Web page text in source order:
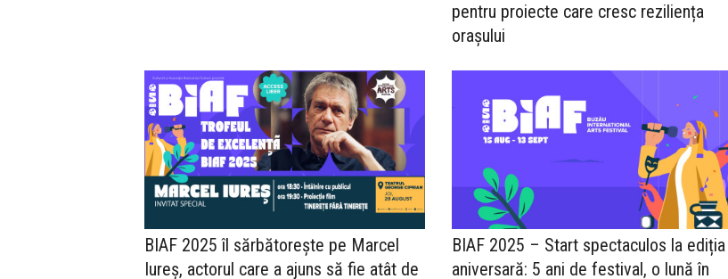
pentru proiecte care cresc reziliența
orașului
BIAF 2025 îl sărbătorește pe Marcel
Iureș, actorul care a ajuns să fie atât de
BIAF 2025 – Start spectaculos la ediția
aniversară: 5 ani de festival, o lună în